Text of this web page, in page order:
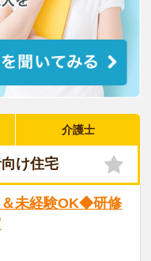
介護士
け住宅
未経験OK◆研修